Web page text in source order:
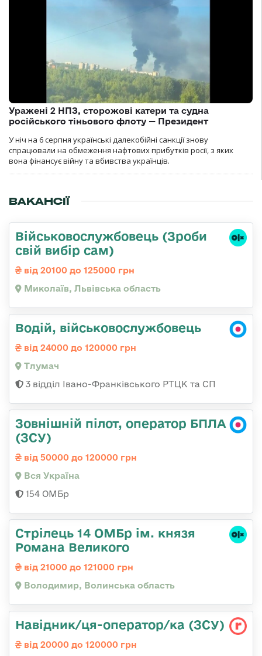
Уражені 2 НПЗ, сторожові катери та судна
російського тіньового флоту — Президент
У ніч на 6 серпня українські далекобійні санкції знову
спрацювали на обмеження нафтових прибутків росії, з яких
вона фінансує війну та вбивства українців.
ВАКАНСІЇ
Військовослужбовець (Зроби
свій вибір сам)
від 20100 до 125000 грн
Миколаїв, Львівська область
Водій, військовослужбовець
від 24000 до 120000 грн
Тлумач
3 відділ Івано-Франківського РТЦК та СП
Зовнішній пілот, оператор БПЛА
(ЗСУ)
від 50000 до 120000 грн
Вся Україна
154 ОМБр
Стрілець 14 ОМБр ім. князя
Романа Великого
від 21000 до 121000 грн
Володимир, Волинська область
Навідник/ця-оператор/ка (ЗСУ)
від 20000 до 120000 грн